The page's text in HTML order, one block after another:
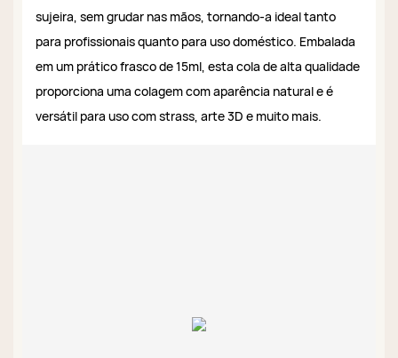
sujeira, sem grudar nas mãos, tornando-a ideal tanto
para profissionais quanto para uso doméstico. Embalada
em um prático frasco de 15ml, esta cola de alta qualidade
proporciona uma colagem com aparência natural e é
versátil para uso com strass, arte 3D e muito mais.